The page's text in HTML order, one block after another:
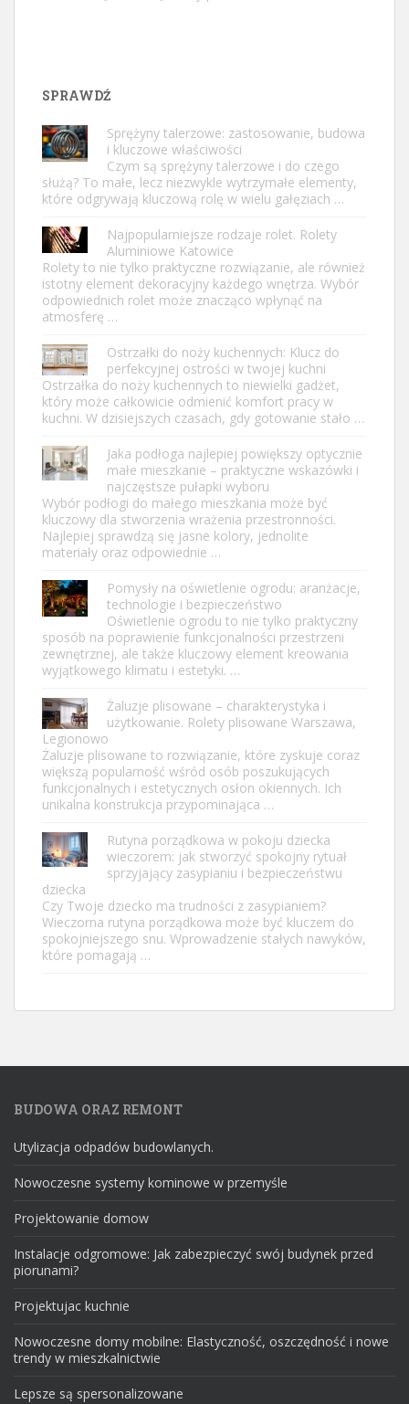
SPRAWDŹ
Sprężyny talerzowe: zastosowanie, budowa
i kluczowe właściwości
Czym są sprężyny talerzowe i do czego
służą? To małe, lecz niezwykle wytrzymałe elementy,
które odgrywają kluczową rolę w wielu gałęziach …
Najpopularniejsze rodzaje rolet. Rolety
Aluminiowe Katowice
Rolety to nie tylko praktyczne rozwiązanie, ale również
istotny element dekoracyjny każdego wnętrza. Wybór
odpowiednich rolet może znacząco wpłynąć na
atmosferę …
Ostrzałki do noży kuchennych: Klucz do
perfekcyjnej ostrości w twojej kuchni
Ostrzałka do noży kuchennych to niewielki gadżet,
który może całkowicie odmienić komfort pracy w
kuchni. W dzisiejszych czasach, gdy gotowanie stało …
Jaka podłoga najlepiej powiększy optycznie
małe mieszkanie – praktyczne wskazówki i
najczęstsze pułapki wyboru
Wybór podłogi do małego mieszkania może być
kluczowy dla stworzenia wrażenia przestronności.
Najlepiej sprawdzą się jasne kolory, jednolite
materiały oraz odpowiednie …
Pomysły na oświetlenie ogrodu: aranżacje,
technologie i bezpieczeństwo
Oświetlenie ogrodu to nie tylko praktyczny
sposób na poprawienie funkcjonalności przestrzeni
zewnętrznej, ale także kluczowy element kreowania
wyjątkowego klimatu i estetyki. …
Żaluzje plisowane – charakterystyka i
użytkowanie. Rolety plisowane Warszawa,
Legionowo
Żaluzje plisowane to rozwiązanie, które zyskuje coraz
większą popularność wśród osób poszukujących
funkcjonalnych i estetycznych osłon okiennych. Ich
unikalna konstrukcja przypominająca …
Rutyna porządkowa w pokoju dziecka
wieczorem: jak stworzyć spokojny rytuał
sprzyjający zasypianiu i bezpieczeństwu
dziecka
Czy Twoje dziecko ma trudności z zasypianiem?
Wieczorna rutyna porządkowa może być kluczem do
spokojniejszego snu. Wprowadzenie stałych nawyków,
które pomagają …
BUDOWA ORAZ REMONT
Utylizacja odpadów budowlanych.
Nowoczesne systemy kominowe w przemyśle
Projektowanie domow
Instalacje odgromowe: Jak zabezpieczyć swój budynek przed
piorunami?
Projektujac kuchnie
Nowoczesne domy mobilne: Elastyczność, oszczędność i nowe
trendy w mieszkalnictwie
Lepsze są spersonalizowane